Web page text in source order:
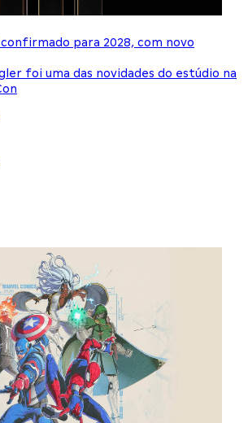
para 2028, com novo
foi uma das novidades do estúdio na